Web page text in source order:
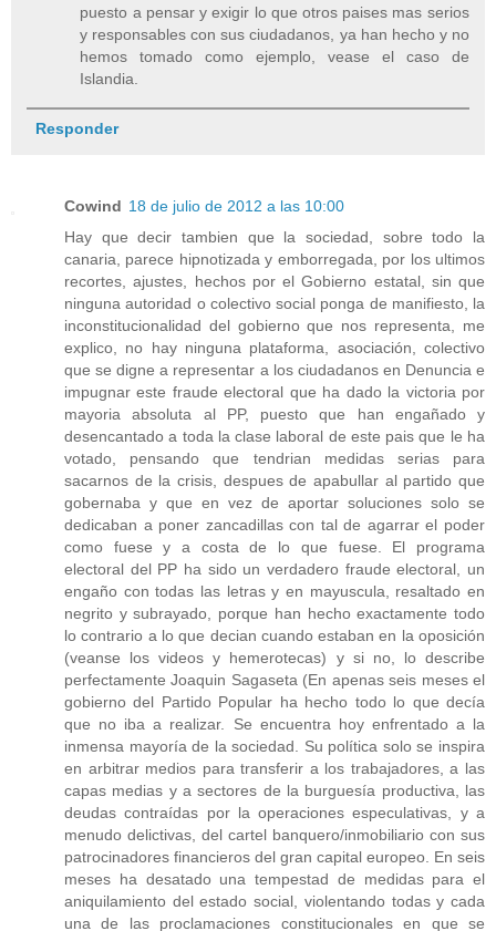
puesto a pensar y exigir lo que otros paises mas serios
y responsables con sus ciudadanos, ya han hecho y no
hemos tomado como ejemplo, vease el caso de
Islandia.
Responder
Cowind 18 de julio de 2012 a las 10:00
Hay que decir tambien que la sociedad, sobre todo la
canaria, parece hipnotizada y emborregada, por los ultimos
recortes, ajustes, hechos por el Gobierno estatal, sin que
ninguna autoridad o colectivo social ponga de manifiesto, la
inconstitucionalidad del gobierno que nos representa, me
explico, no hay ninguna plataforma, asociación, colectivo
que se digne a representar a los ciudadanos en Denuncia e
impugnar este fraude electoral que ha dado la victoria por
mayoria absoluta al PP, puesto que han engañado y
desencantado a toda la clase laboral de este pais que le ha
votado, pensando que tendrian medidas serias para
sacarnos de la crisis, despues de apabullar al partido que
gobernaba y que en vez de aportar soluciones solo se
dedicaban a poner zancadillas con tal de agarrar el poder
como fuese y a costa de lo que fuese. El programa
electoral del PP ha sido un verdadero fraude electoral, un
engaño con todas las letras y en mayuscula, resaltado en
negrito y subrayado, porque han hecho exactamente todo
lo contrario a lo que decian cuando estaban en la oposición
(veanse los videos y hemerotecas) y si no, lo describe
perfectamente Joaquin Sagaseta (En apenas seis meses el
gobierno del Partido Popular ha hecho todo lo que decía
que no iba a realizar. Se encuentra hoy enfrentado a la
inmensa mayoría de la sociedad. Su política solo se inspira
en arbitrar medios para transferir a los trabajadores, a las
capas medias y a sectores de la burguesía productiva, las
deudas contraídas por la operaciones especulativas, y a
menudo delictivas, del cartel banquero/inmobiliario con sus
patrocinadores financieros del gran capital europeo. En seis
meses ha desatado una tempestad de medidas para el
aniquilamiento del estado social, violentando todas y cada
una de las proclamaciones constitucionales en que se